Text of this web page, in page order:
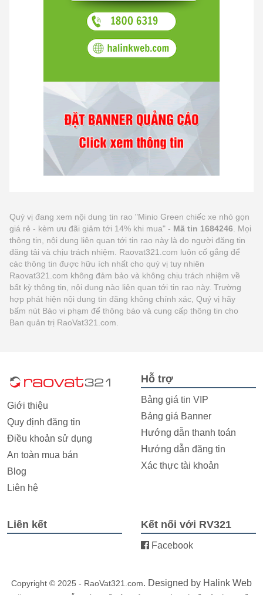
Quý vị đang xem nội dung tin rao "Minio Green chiếc xe nhỏ gọn
giá rẻ - kèm ưu đãi giảm tới 14% khi mua" - Mã tin 1684246 . Mọi
thông tin, nội dung liên quan tới tin rao này là do người đăng tin
đăng tải và chịu trách nhiệm. Raovat321.com luôn cố gắng để
các thông tin được hữu ích nhất cho quý vị tuy nhiên
Raovat321.com không đảm bảo và không chịu trách nhiệm về
bất kỳ thông tin, nội dung nào liên quan tới tin rao này. Trường
hợp phát hiện nội dung tin đăng không chính xác, Quý vị hãy
bấm nút Báo vi phạm để thông báo và cung cấp thông tin cho
Ban quản trị RaoVat321.com.
Giới thiệu
Quy định đăng tin
Điều khoản sử dụng
An toàn mua bán
Blog
Liên hệ
Hỗ trợ
Bảng giá tin VIP
Bảng giá Banner
Hướng dẫn thanh toán
Hướng dẫn đăng tin
Xác thực tài khoản
Liên kết Kết nối với RV321
Facebook
Copyright © 2025 - RaoVat321.com. Designed by Halink Web